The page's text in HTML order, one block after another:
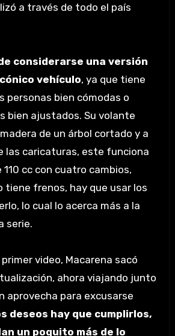
a través de todo el país
considerarse una versión
vehículo, ya que tiene
personas bien cómodas o
bien ajustados. Su volante
de un árbol cortado y a
las caricaturas, este funciona
cc con cuatro cambios,
tiene frenos, hay que usar los
lo cual lo acerca más a la
serie.
video, Macarena sacó
ahora viajando junto
aprovecha para excusarse
deseos hay que cumplirlos,
un poquito más de lo